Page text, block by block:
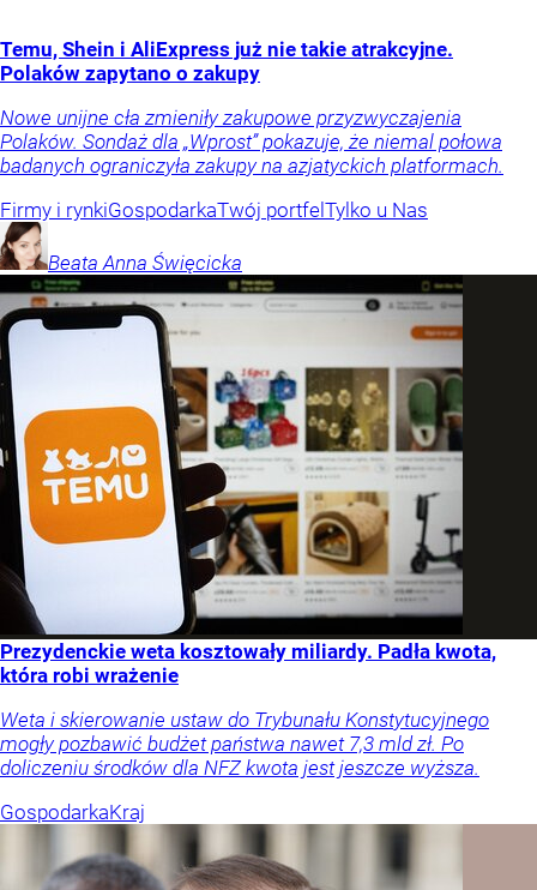
Temu, Shein i AliExpress już nie takie atrakcyjne.
Polaków zapytano o zakupy
Nowe unijne cła zmieniły zakupowe przyzwyczajenia
Polaków. Sondaż dla „Wprost” pokazuje, że niemal połowa
badanych ograniczyła zakupy na azjatyckich platformach.
Firmy i rynkiGospodarkaTwój portfelTylko u Nas
Beata Anna Święcicka
Prezydenckie weta kosztowały miliardy. Padła kwota,
która robi wrażenie
Weta i skierowanie ustaw do Trybunału Konstytucyjnego
mogły pozbawić budżet państwa nawet 7,3 mld zł. Po
doliczeniu środków dla NFZ kwota jest jeszcze wyższa.
GospodarkaKraj